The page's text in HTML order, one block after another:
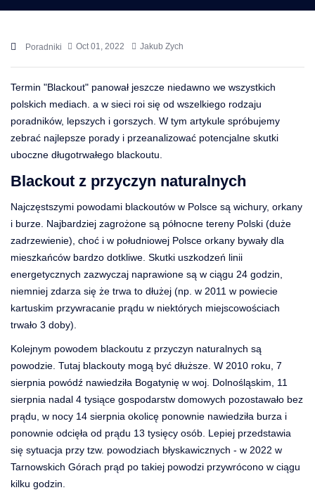
Poradniki Oct 01, 2022 Jakub Zych
Termin "Blackout" panował jeszcze niedawno we wszystkich
polskich mediach. a w sieci roi się od wszelkiego rodzaju
poradników, lepszych i gorszych. W tym artykule spróbujemy
zebrać najlepsze porady i przeanalizować potencjalne skutki
uboczne długotrwałego blackoutu.
Blackout z przyczyn naturalnych
Najczęstszymi powodami blackoutów w Polsce są wichury, orkany
i burze. Najbardziej zagrożone są północne tereny Polski (duże
zadrzewienie), choć i w południowej Polsce orkany bywały dla
mieszkańców bardzo dotkliwe. Skutki uszkodzeń linii
energetycznych zazwyczaj naprawione są w ciągu 24 godzin,
niemniej zdarza się że trwa to dłużej (np. w 2011 w powiecie
kartuskim przywracanie prądu w niektórych miejscowościach
trwało 3 doby).
Kolejnym powodem blackoutu z przyczyn naturalnych są
powodzie. Tutaj blackouty mogą być dłuższe. W 2010 roku, 7
sierpnia powódź nawiedziła Bogatynię w woj. Dolnośląskim, 11
sierpnia nadal 4 tysiące gospodarstw domowych pozostawało bez
prądu, w nocy 14 sierpnia okolicę ponownie nawiedziła burza i
ponownie odcięła od prądu 13 tysięcy osób. Lepiej przedstawia
się sytuacja przy tzw. powodziach błyskawicznych - w 2022 w
Tarnowskich Górach prąd po takiej powodzi przywrócono w ciągu
kilku godzin.